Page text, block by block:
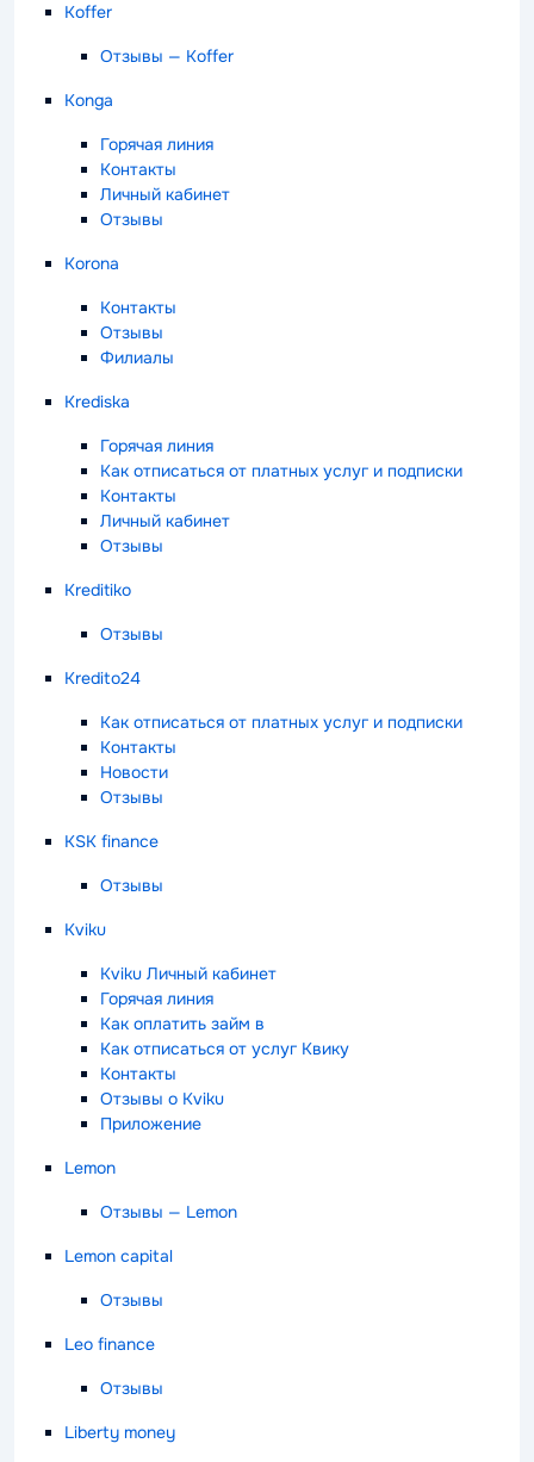
Koffer
Отзывы — Koffer
Konga
Горячая линия
Контакты
Личный кабинет
Отзывы
Korona
Контакты
Отзывы
Филиалы
Krediska
Горячая линия
Как отписаться от платных услуг и подписки
Контакты
Личный кабинет
Отзывы
Kreditiko
Отзывы
Kredito24
Как отписаться от платных услуг и подписки
Контакты
Новости
Отзывы
KSK finance
Отзывы
Kviku
Kviku Личный кабинет
Горячая линия
Как оплатить займ в
Как отписаться от услуг Квику
Контакты
Отзывы о Kviku
Приложение
Lemon
Отзывы — Lemon
Lemon capital
Отзывы
Leo finance
Отзывы
Liberty money